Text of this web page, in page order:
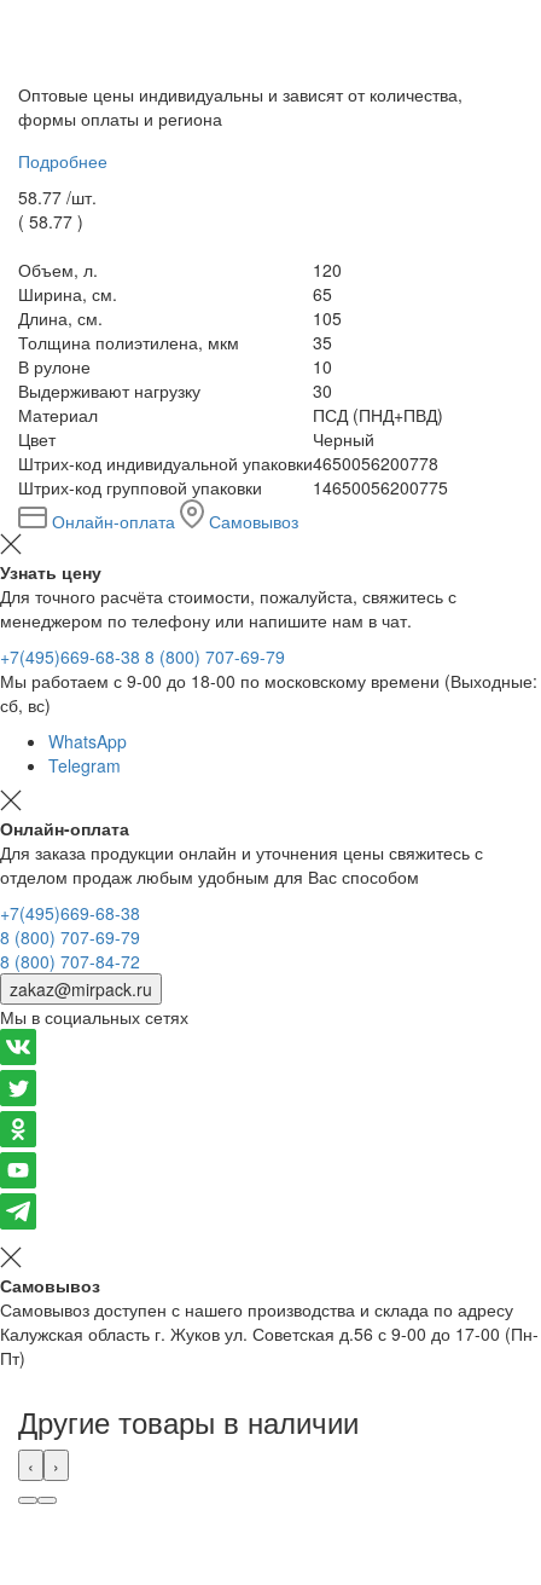
Оптовые цены индивидуальны и зависят от количества,
формы оплаты и региона
Подробнее
58.77 /шт.
( 58.77 )
Объем, л.
120
Ширина, см.
65
Длина, см.
105
Толщина полиэтилена, мкм
35
В рулоне
10
Выдерживают нагрузку
30
Материал
ПСД (ПНД+ПВД)
Цвет
Черный
Штрих-код индивидуальной упаковки4650056200778
Штрих-код групповой упаковки
14650056200775
Онлайн-оплата
Самовывоз
Узнать цену
Для точного расчёта стоимости, пожалуйста, свяжитесь с
менеджером по телефону или напишите нам в чат.
+7(495)669-68-38 8 (800) 707-69-79
Мы работаем с 9-00 до 18-00 по московскому времени (Выходные:
сб, вс)
WhatsApp
Telegram
Онлайн-оплата
Для заказа продукции онлайн и уточнения цены свяжитесь с
отделом продаж любым удобным для Вас способом
+7(495)669-68-38
8 (800) 707-69-79
8 (800) 707-84-72
zakaz@mirpack.ru
Мы в социальных сетях
Самовывоз
Самовывоз доступен с нашего производства и склада по адресу
Калужская область г. Жуков ул. Советская д.56 с 9-00 до 17-00 (Пн-
Пт)
Другие товары в наличии
‹ ›